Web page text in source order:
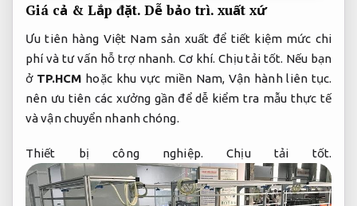
Giá cả & Lắp đặt. Dễ bảo trì. xuất xứ
Ưu tiên hàng Việt Nam sản xuất để tiết kiệm mức chi
phí và tư vấn hỗ trợ nhanh.Cơ khí. Chịu tải tốt. Nếu bạn
ở TP.HCM hoặc khu vực miền Nam,Vận hành liên tục.
nên ưu tiên các xưởng gần để dễ kiểm tra mẫu thực tế
và vận chuyển nhanh chóng.
Thiết bị công nghiệp. Chịu tải tốt.